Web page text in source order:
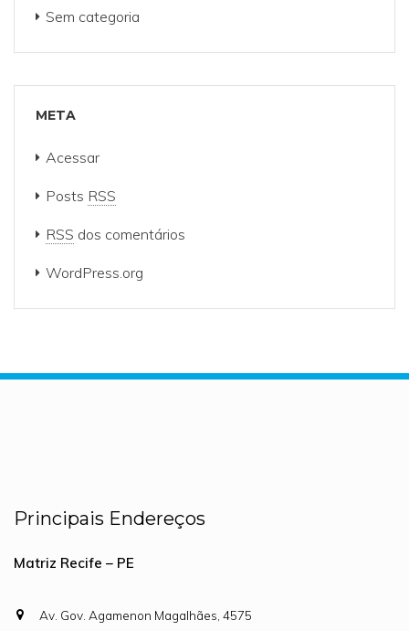
Sem categoria
META
Acessar
Posts RSS
RSS dos comentários
WordPress.org
Principais Endereços
Matriz Recife – PE
Av. Gov. Agamenon Magalhães, 4575